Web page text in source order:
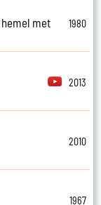
met
1980
2013
2010
1967